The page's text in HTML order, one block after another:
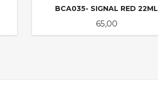
BCA035- SIGNAL RED 22ML
Pris
65,00